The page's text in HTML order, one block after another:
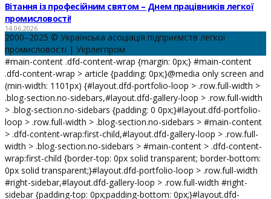
Вітання із професійним святом – Днем працівників легкої
промисловості!
14.06.2026
2000–2025 © Українська асоціація підприємств легкої
промисловості | Укрлегпром
#main-content .dfd-content-wrap {margin: 0px;} #main-content
.dfd-content-wrap > article {padding: 0px;}@media only screen and
(min-width: 1101px) {#layout.dfd-portfolio-loop > .row.full-width >
.blog-section.no-sidebars,#layout.dfd-gallery-loop > .row.full-width
> .blog-section.no-sidebars {padding: 0 0px;}#layout.dfd-portfolio-
loop > .row.full-width > .blog-section.no-sidebars > #main-content
> .dfd-content-wrap:first-child,#layout.dfd-gallery-loop > .row.full-
width > .blog-section.no-sidebars > #main-content > .dfd-content-
wrap:first-child {border-top: 0px solid transparent; border-bottom:
0px solid transparent;}#layout.dfd-portfolio-loop > .row.full-width
#right-sidebar,#layout.dfd-gallery-loop > .row.full-width #right-
sidebar {padding-top: 0px;padding-bottom: 0px;}#layout.dfd-